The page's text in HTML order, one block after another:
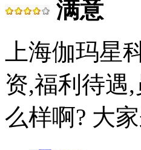
满意
上海伽玛星
资,福利待遇
么样啊? 大